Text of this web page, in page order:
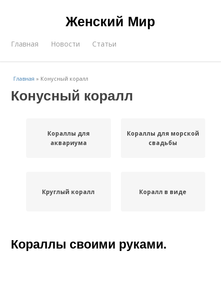
Женский Мир
Главная Новости Статьи
Главная » Конусный коралл
Конусный коралл
Кораллы для
аквариума
Кораллы для морской
свадьбы
Круглый коралл Коралл в виде
Кораллы своими руками.